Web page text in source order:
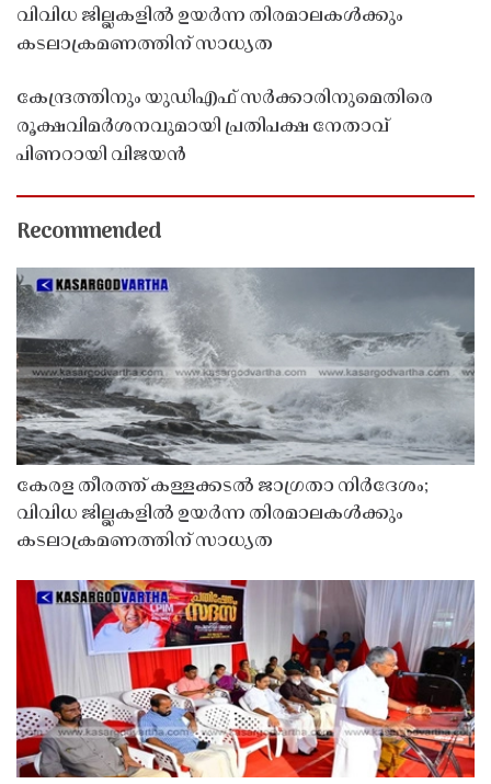
വിവിധ ജില്ലകളിൽ ഉയർന്ന തിരമാലകൾക്കും
കടലാക്രമണത്തിന് സാധ്യത
കേന്ദ്രത്തിനും യുഡിഎഫ് സർക്കാരിനുമെതിരെ
രൂക്ഷവിമർശനവുമായി പ്രതിപക്ഷ നേതാവ്
പിണറായി വിജയൻ
Recommended
കേരള തീരത്ത് കള്ളക്കടൽ ജാഗ്രതാ നിർദേശം;
വിവിധ ജില്ലകളിൽ ഉയർന്ന തിരമാലകൾക്കും
കടലാക്രമണത്തിന് സാധ്യത